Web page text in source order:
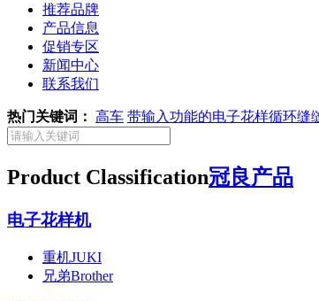
推荐品牌
产品信息
促销专区
新闻中心
联系我们
热门关键词： 高车 带输入功能的电子花样循环缝
Product Classification冠良产品
电子花样机
重机JUKI
兄弟Brother